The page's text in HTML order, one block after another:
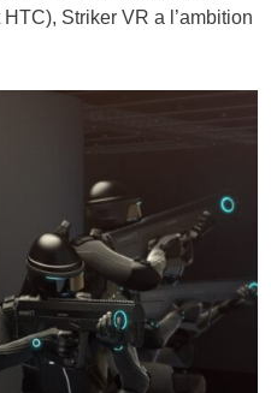
Striker VR a l’ambition